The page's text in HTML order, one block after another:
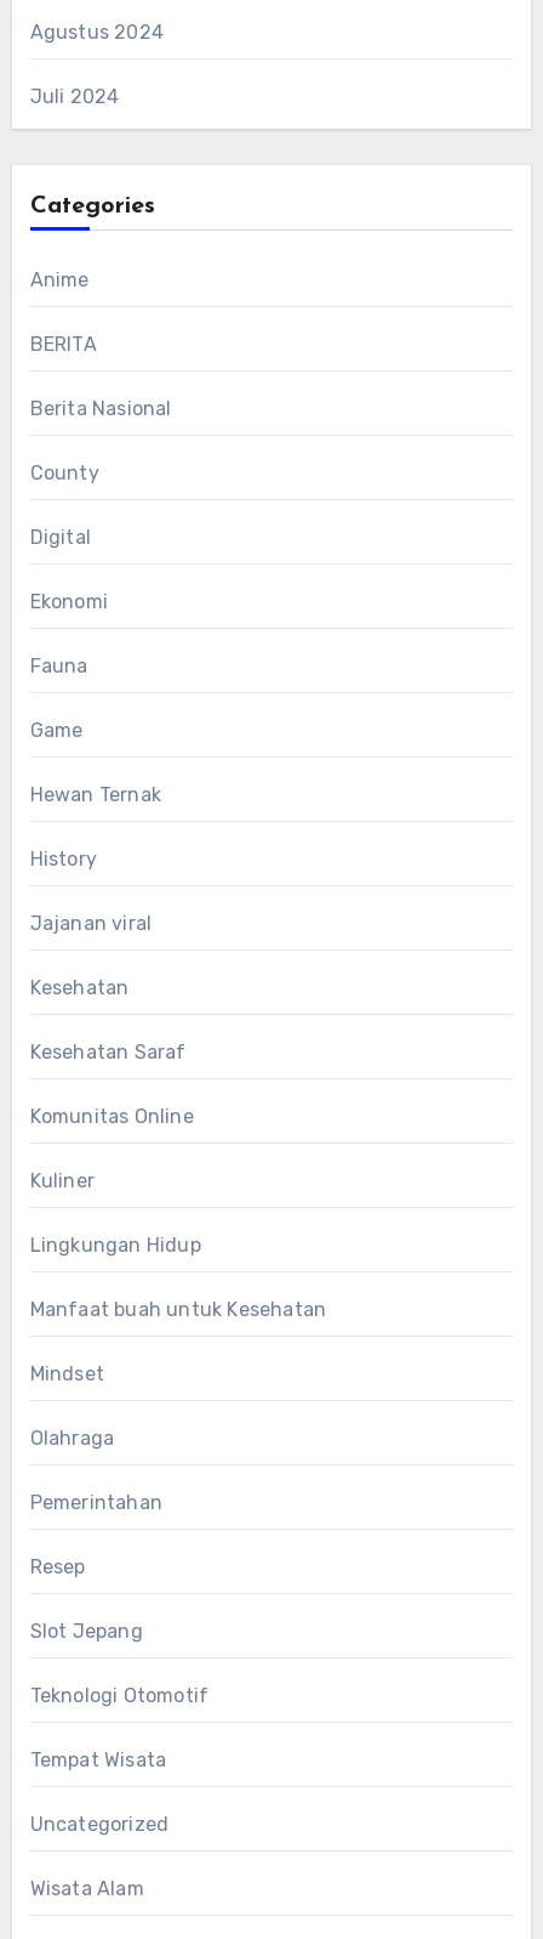
Agustus 2024
Juli 2024
Categories
Anime
BERITA
Berita Nasional
County
Digital
Ekonomi
Fauna
Game
Hewan Ternak
History
Jajanan viral
Kesehatan
Kesehatan Saraf
Komunitas Online
Kuliner
Lingkungan Hidup
Manfaat buah untuk Kesehatan
Mindset
Olahraga
Pemerintahan
Resep
Slot Jepang
Teknologi Otomotif
Tempat Wisata
Uncategorized
Wisata Alam